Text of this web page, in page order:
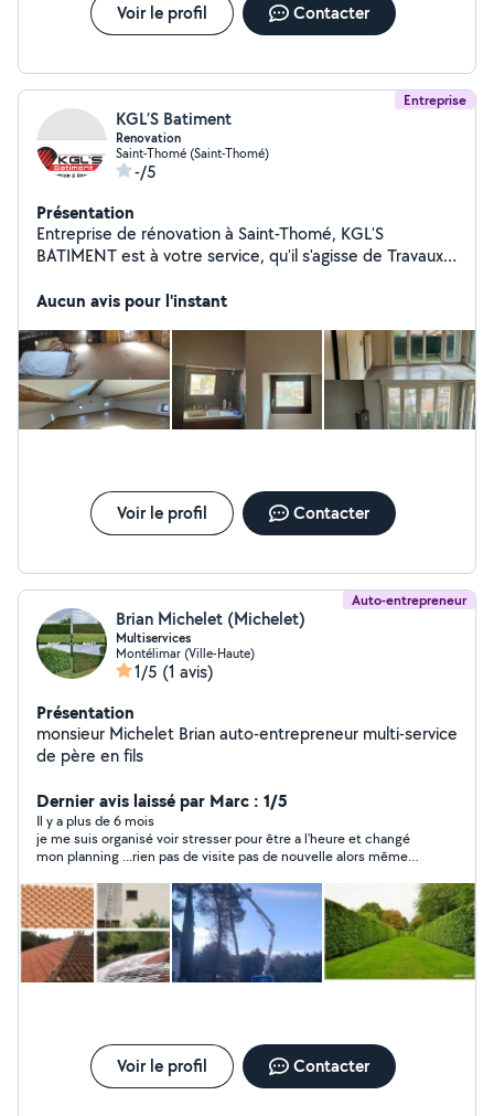
Voir le profil Contacter
Entreprise
KGL’S Batiment
Renovation
Saint-Thomé (Saint-Thomé)
-/5
Présentation
Entreprise de rénovation à Saint-Thomé, KGL'S
BATIMENT est à votre service, qu'il s'agisse de Travaux
Rénovation appartement, maison (et autres bâtiments),
(bâtiment, murs...)..., et bien plus encore. Nous
sommes fiers de la qualité du travail que nous
fournissons à chacun de nos clients. Contactez-nous
pour discuter de votre projet et obtenir un devis.
Aucun avis pour l'instant
Voir le profil Contacter
Auto-entrepreneur
Brian Michelet (Michelet)
Multiservices
Montélimar (Ville-Haute)
1/5 (1 avis)
Présentation
monsieur Michelet Brian auto-entrepreneur multi-service
de père en fils
Dernier avis laissé par Marc : 1/5
Il y a plus de 6 mois
je me suis organisé voir stresser pour être a l'heure et changé
mon planning ...rien pas de visite pas de nouvelle alors même
je vous dis merci.
Voir le profil Contacter